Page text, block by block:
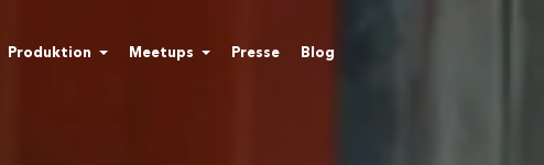
Produktion Meetups Presse
Blog